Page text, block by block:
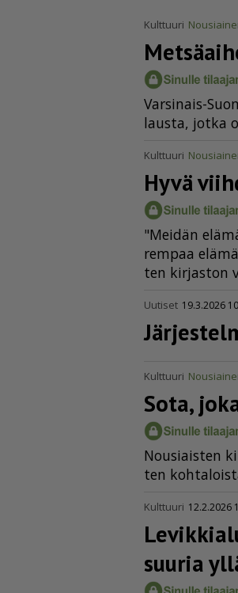
Kulttuuri
Var­si­nais-
laus­ta, jot­ka
Kulttuuri
Hyvä
"Mei­dän
rem­paa
ten kir­jas­ton
Uutiset 19.3.2026
Kulttuuri
Sota,
Nou­si­ais­ten
ten
Kulttuuri 12.2.2026
suuria